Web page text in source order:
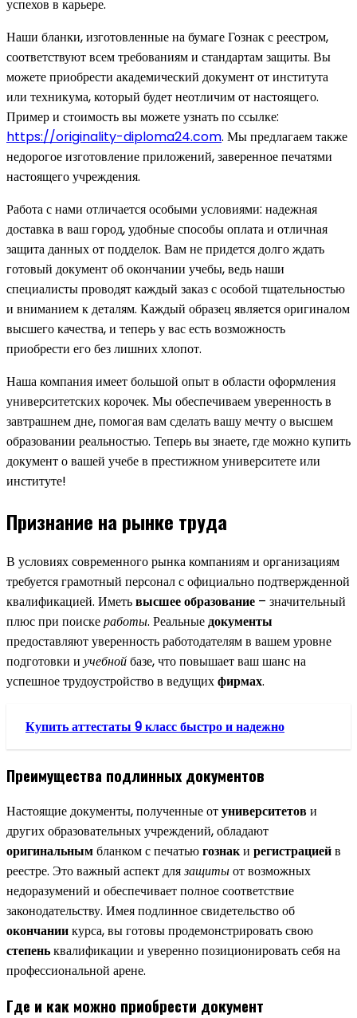
успехов в карьере.
Наши бланки, изготовленные на бумаге Гознак с реестром,
соответствуют всем требованиям и стандартам защиты. Вы
можете приобрести академический документ от института
или техникума, который будет неотличим от настоящего.
Пример и стоимость вы можете узнать по ссылке:
https://originality-diploma24.com. Мы предлагаем также
недорогое изготовление приложений, заверенное печатями
настоящего учреждения.
Работа с нами отличается особыми условиями: надежная
доставка в ваш город, удобные способы оплата и отличная
защита данных от подделок. Вам не придется долго ждать
готовый документ об окончании учебы, ведь наши
специалисты проводят каждый заказ с особой тщательностью
и вниманием к деталям. Каждый образец является оригиналом
высшего качества, и теперь у вас есть возможность
приобрести его без лишних хлопот.
Наша компания имеет большой опыт в области оформления
университетских корочек. Мы обеспечиваем уверенность в
завтрашнем дне, помогая вам сделать вашу мечту о высшем
образовании реальностью. Теперь вы знаете, где можно купить
документ о вашей учебе в престижном университете или
институте!
Признание на рынке труда
В условиях современного рынка компаниям и организациям
требуется грамотный персонал с официально подтвержденной
квалификацией. Иметьвысшее образование – значительный
плюс при поискеработы. Реальныедокументы
предоставляют уверенность работодателям в вашем уровне
подготовки и учебнойбазе, что повышает ваш шанс на
успешное трудоустройство в ведущихфирмах.
Купить аттестаты 9 класс быстро и надежно
Преимущества подлинных документов
Настоящие документы, полученные отуниверситетови
других образовательных учреждений, обладают
оригинальнымбланком с печатьюгознаки регистрациейв
реестре. Это важный аспект длязащитыот возможных
недоразумений и обеспечивает полное соответствие
законодательству. Имея подлинное свидетельство об
окончаниикурса, вы готовы продемонстрировать свою
степеньквалификации и уверенно позиционировать себя на
профессиональной арене.
Где и как можно приобрести документ